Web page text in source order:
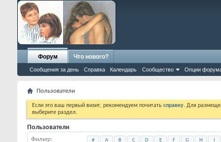
Форум
Сообщения за день Справка Календарь Сообщество Опции
Что нового?
Пользователи
Если это ваш первый визит, рекомендуем почитать справку. Для
выберите раздел.
Пользователи
Фильтр # A B C D E F G H